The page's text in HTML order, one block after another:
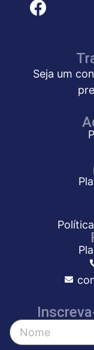
Seja um